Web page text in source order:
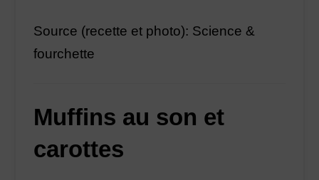
Source (recette et photo): Science &
fourchette
Muffins au son et
carottes